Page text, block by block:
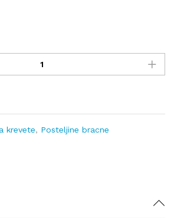
krevete, Posteljine bracne